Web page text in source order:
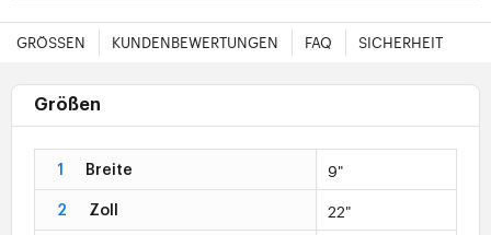
GRÖSSEN KUNDENBEWERTUNGEN FAQ SICHERHEIT
Größen
1 Breite 9"
2 Zoll 22"